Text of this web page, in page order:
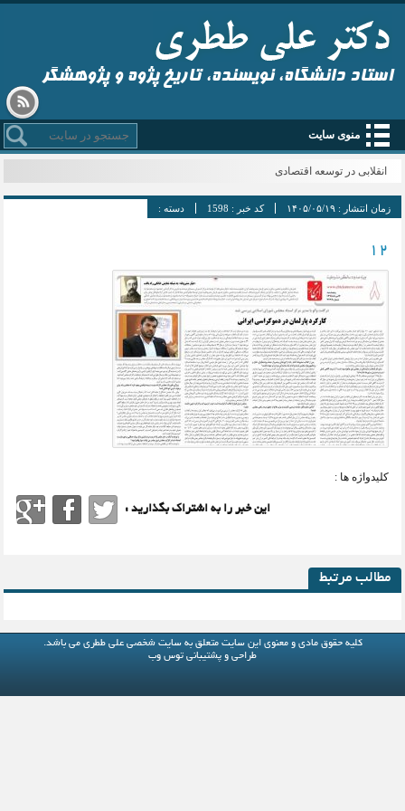
استاد دانشگاه، نویسنده، تاریخ پژوه و پژوهشگر
منوی سایت
انقلابی در توسعه اقتصادی
زمان انتشار : ۱۴۰۵/۰۵/۱۹ کد خبر : 1598 دسته :
12
کلیدواژه ها :
این خبر را به اشتراک بگذارید :
مطالب مرتبط
کلیه حقوق مادی و معنوی این سایت متعلق بهسایت شخصی علی ططری می باشد.
طراحی و پشتیبانی توس وب